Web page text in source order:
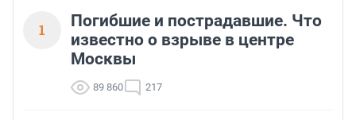
1
Погибшие и пострадавшие. Что
известно о взрыве в центре
Москвы
89 860 217